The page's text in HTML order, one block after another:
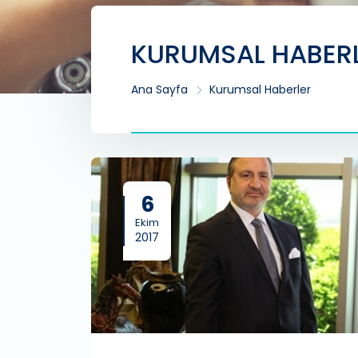
KURUMSAL
Ana Sayfa Kurumsal Haberler
6
Ekim
2017